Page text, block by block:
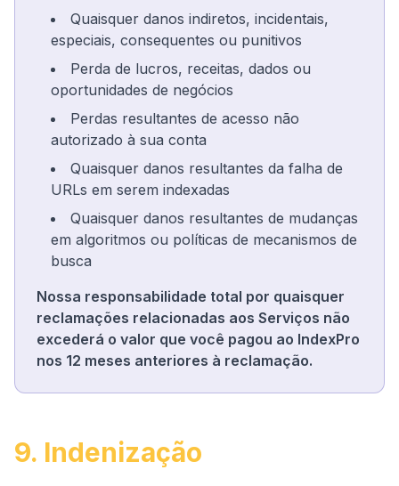
Quaisquer danos indiretos, incidentais,
especiais, consequentes ou punitivos
Perda de lucros, receitas, dados ou
oportunidades de negócios
Perdas resultantes de acesso não
autorizado à sua conta
Quaisquer danos resultantes da falha de
URLs em serem indexadas
Quaisquer danos resultantes de mudanças
em algoritmos ou políticas de mecanismos de
busca
Nossa responsabilidade total por quaisquer
reclamações relacionadas aos Serviços não
excederá o valor que você pagou ao IndexPro
nos 12 meses anteriores à reclamação.
9. Indenização